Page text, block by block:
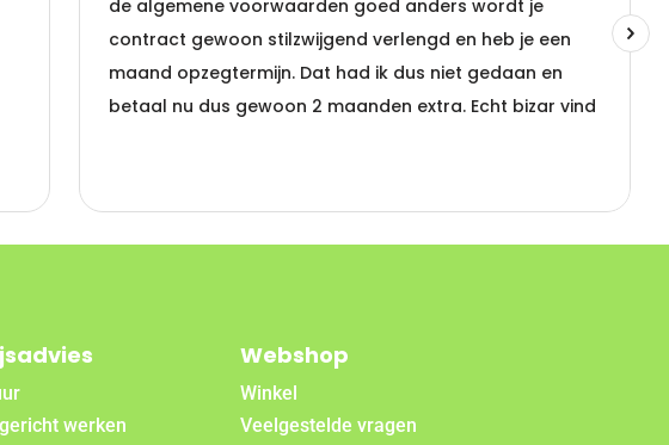
werken
Webshop
Winkel
Veelgestelde vragen